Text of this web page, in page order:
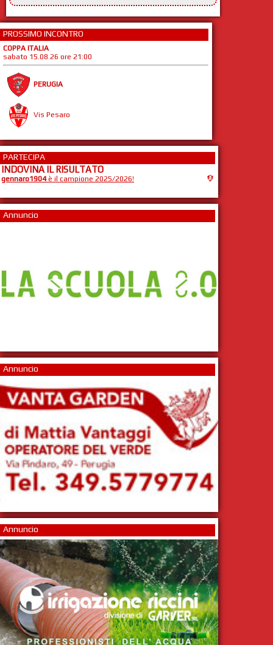
PROSSIMO INCONTRO
COPPA ITALIA
sabato 15.08.26 ore 21:00
PERUGIA
Vis Pesaro
PARTECIPA
INDOVINA IL RISULTATO
gennaro1904è il campione 2025/2026!
Annuncio
Annuncio
Annuncio